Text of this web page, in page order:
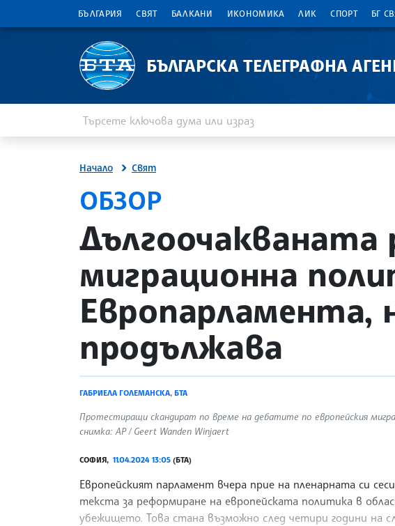
БЪЛГАРИЯ СВЯТ БАЛКАНИ ИКОНОМИКА ЛИК СПОРТ БГ
БЪЛГАРСКА ТЕЛЕГРАФНА
Начало Свят
ОБЗОР
site.bta
Дългоочакваната
миграционна
Европарламента,
продължава
ГАБРИЕЛА ГОЛЕМАНСКА, БТА
Протестиращи скандират по време на дебатите по европейския
снимка: AP / Geert Wanden Winjaert
СОФИЯ, 11.04.2024 13:05 (БТА)
Европейският парламент вчера прие на пленарната си
текста за реформиране на европейската политика в
убежището. Това стана възможно след четири години на